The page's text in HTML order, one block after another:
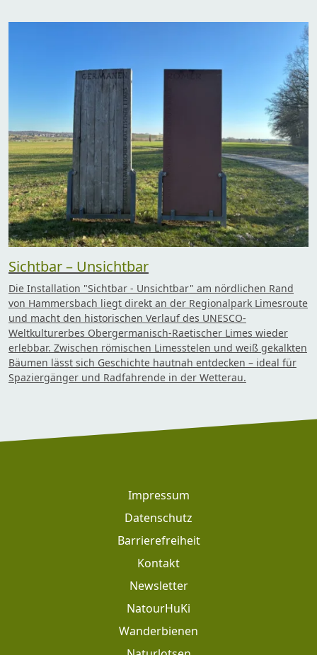
Sichtbar – Unsichtbar
Die Installation "Sichtbar - Unsichtbar" am nördlichen Rand
von Hammersbach liegt direkt an der Regionalpark Limesroute
und macht den historischen Verlauf des UNESCO-
Weltkulturerbes Obergermanisch-Raetischer Limes wieder
erlebbar. Zwischen römischen Limesstelen und weiß gekalkten
Bäumen lässt sich Geschichte hautnah entdecken – ideal für
Spaziergänger und Radfahrende in der Wetterau.
Footer: Meta Navigation
Impressum
Datenschutz
Barrierefreiheit
Kontakt
Newsletter
NatourHuKi
Wanderbienen